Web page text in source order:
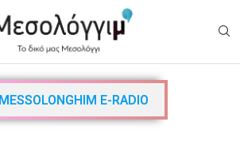
MESSOLONGHIM E-RADIO